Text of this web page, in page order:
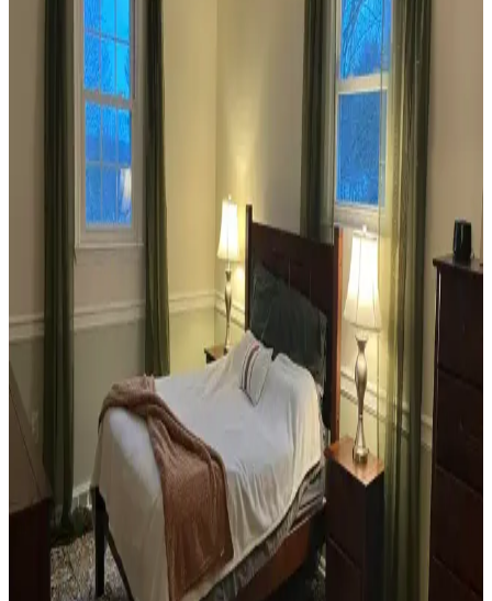
Veranda Dekorasyonunda Bitki Seçimi, Aydınlatma
ve Mobilya Düzenlemeleriyle Estetik İyileştirme
Yöntemleri
Veranda dekorasyonunda bitkiler, halılar, aydınlatma ve mobilyaların
uyumlu kullanımı mekânı daha davetkâr ve fonksiyonel kılar. Doğru
seçimler verandanın atmosferini ve dış görünümünü güçlendirir.
Habitat'tan İkinci El Mobilya Alımı ve Ev
Dekorasyonunda Stil Oluşturma Yöntemleri
Habitat mağazalarından ikinci el mobilya alımı, ekonomik ve özgün
dekorasyon için fırsatlar sunar. Doğru seçim, temizlik ve stil
oluşturma evin atmosferini belirler.
Teal Renkli Sandalyenin Halı ve Dolapla
Uyumunda Renk Tonları ve Aksesuarların Rolü
Teal renkli sandalyenin halı ve dolapla uyumu, doğru renk tonları ve
aksesuar seçimiyle sağlanır. Halıdaki mavi-yeşil alt tonlar ve sıcak
ahşap dolap, teal rengini öne çıkarır, aksesuarlar ise denge oluşturur.
Yan Sehpa Boyama Renk Seçenekleri ve
Dekorasyon Uyumu İçin Rehber
Yan sehpa boyamada renk seçimi, mobilya ve dekorasyon uyumu
açısından önemlidir. Koyu tonlar, sıcak renkler ve doğal ahşap
görünümü seçenekleriyle estetik sonuçlar elde edilir.